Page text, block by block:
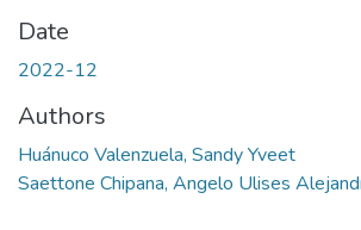
Date
2022-12
Authors
Huánuco Valenzuela, Sandy Yveet
Saettone Chipana, Angelo Ulises